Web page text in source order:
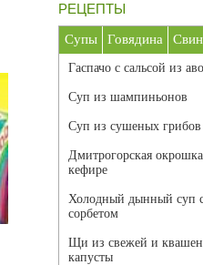
РЕЦЕПТЫ
Супы Говядина
Гаспачо с сальсой из
Суп из шампиньонов
Суп из сушеных грибов
Дмитрогорская
кефире
Холодный дынный суп
сорбетом
Щи из свежей и
капусты